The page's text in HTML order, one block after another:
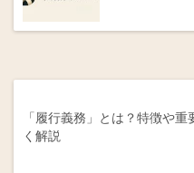
「履行義務」とは？特徴や
く解説